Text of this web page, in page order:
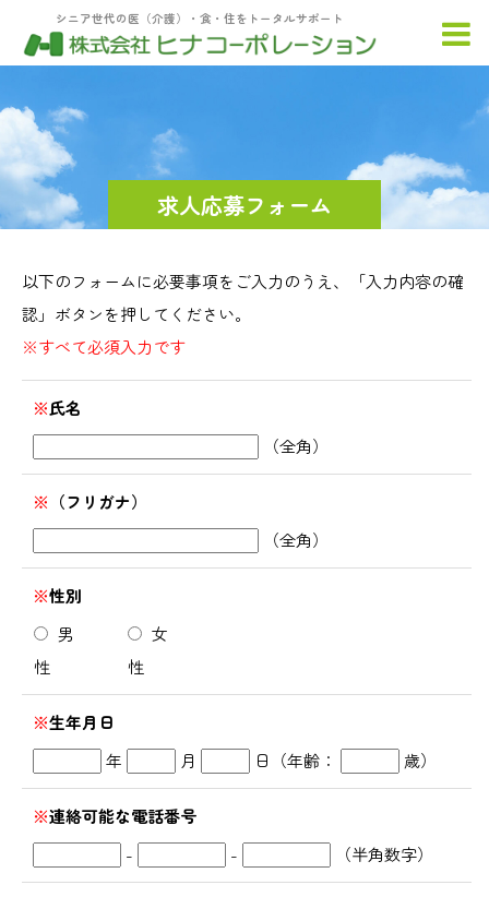
シニア世代の医（介護）・食・住をトータルサポート
求人応募フォーム
以下のフォームに必要事項をご入力のうえ、「入力内容の確
認」ボタンを押してください。
※すべて必須入力です
※氏名
（全角）
※ （フリガナ）
（全角）
※性別
男
性
女
性
※生年月日
年
月 日（年齢： 歳）
※連絡可能な電話番号
-
- （半角数字）